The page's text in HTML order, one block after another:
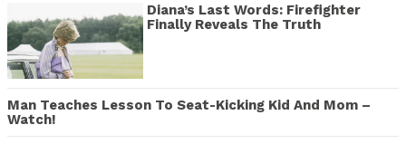
Diana’s Last Words: Firefighter
Finally Reveals The Truth
Man Teaches Lesson To Seat-Kicking Kid And Mom –
Watch!